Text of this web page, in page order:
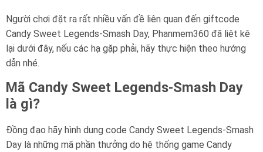
Người chơi đặt ra rất nhiều vấn đề liên quan đến giftcode
Candy Sweet Legends-Smash Day, Phanmem360 đã liệt kê
lại dưới đây, nếu các hạ gặp phải, hãy thực hiện theo hướng
dẫn nhé.
Mã Candy Sweet Legends-Smash Day
là gì?
Đồng đạo hãy hình dung code Candy Sweet Legends-Smash
Day là những mã phần thưởng do hệ thống game Candy